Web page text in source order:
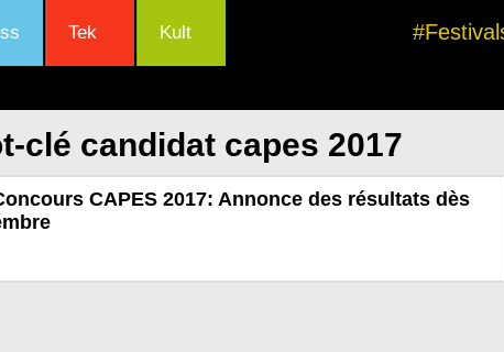
Tek Kult
clé candidat capes 2017
CAPES 2017: Annonce des résultats dès